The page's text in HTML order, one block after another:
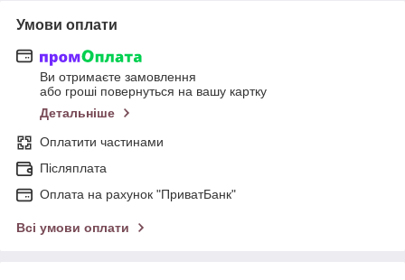
Умови оплати
Ви отримаєте замовлення
або гроші повернуться на вашу картку
Детальніше
Оплатити частинами
Післяплата
Оплата на рахунок "ПриватБанк"
Всі умови оплати